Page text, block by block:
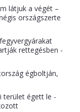
látjuk a végét –
országszerte
rettegésben -
égboltján,
terület égett le -